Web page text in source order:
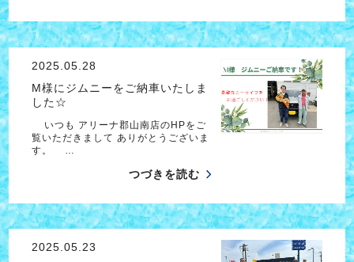
2025.05.28
M様にジムニーをご納車いたしま
した☆
いつも アリーナ郡山南店のHPをご
覧いただきまして ありがとうございま
す。 …
つづきを読む
2025.05.23